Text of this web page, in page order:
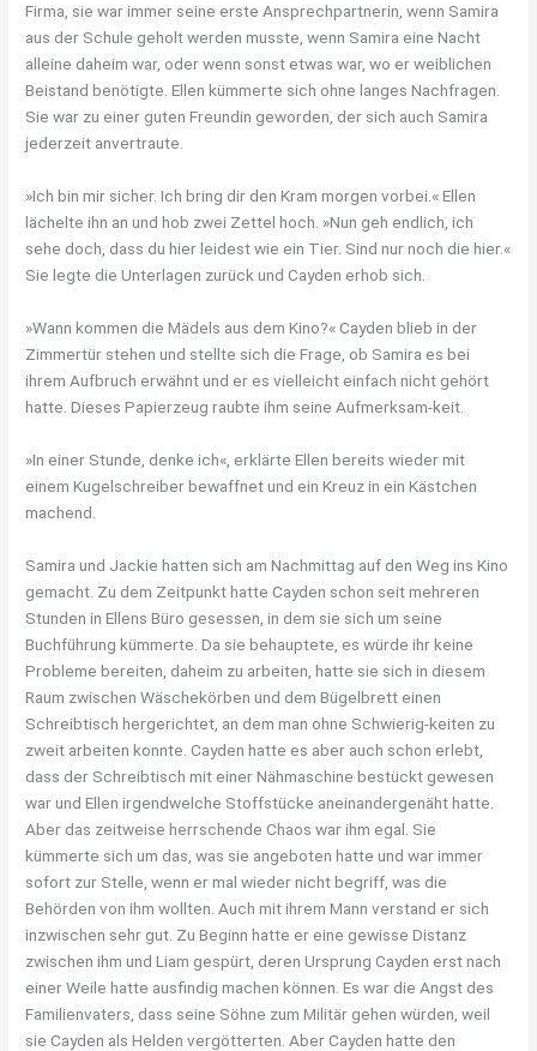
Firma, sie war immer seine erste Ansprechpartnerin, wenn Samira
aus der Schule geholt werden musste, wenn Samira eine Nacht
alleine daheim war, oder wenn sonst etwas war, wo er weiblichen
Beistand benötigte. Ellen kümmerte sich ohne langes Nachfragen.
Sie war zu einer guten Freundin geworden, der sich auch Samira
jederzeit anvertraute.
»Ich bin mir sicher. Ich bring dir den Kram morgen vorbei.« Ellen
lächelte ihn an und hob zwei Zettel hoch. »Nun geh endlich, ich
sehe doch, dass du hier leidest wie ein Tier. Sind nur noch die hier.«
Sie legte die Unterlagen zurück und Cayden erhob sich.
»Wann kommen die Mädels aus dem Kino?« Cayden blieb in der
Zimmertür stehen und stellte sich die Frage, ob Samira es bei
ihrem Aufbruch erwähnt und er es vielleicht einfach nicht gehört
hatte. Dieses Papierzeug raubte ihm seine Aufmerksam-keit.
»In einer Stunde, denke ich«, erklärte Ellen bereits wieder mit
einem Kugelschreiber bewaffnet und ein Kreuz in ein Kästchen
machend.
Samira und Jackie hatten sich am Nachmittag auf den Weg ins Kino
gemacht. Zu dem Zeitpunkt hatte Cayden schon seit mehreren
Stunden in Ellens Büro gesessen, in dem sie sich um seine
Buchführung kümmerte. Da sie behauptete, es würde ihr keine
Probleme bereiten, daheim zu arbeiten, hatte sie sich in diesem
Raum zwischen Wäschekörben und dem Bügelbrett einen
Schreibtisch hergerichtet, an dem man ohne Schwierig-keiten zu
zweit arbeiten konnte. Cayden hatte es aber auch schon erlebt,
dass der Schreibtisch mit einer Nähmaschine bestückt gewesen
war und Ellen irgendwelche Stoffstücke aneinandergenäht hatte.
Aber das zeitweise herrschende Chaos war ihm egal. Sie
kümmerte sich um das, was sie angeboten hatte und war immer
sofort zur Stelle, wenn er mal wieder nicht begriff, was die
Behörden von ihm wollten. Auch mit ihrem Mann verstand er sich
inzwischen sehr gut. Zu Beginn hatte er eine gewisse Distanz
zwischen ihm und Liam gespürt, deren Ursprung Cayden erst nach
einer Weile hatte ausfindig machen können. Es war die Angst des
Familienvaters, dass seine Söhne zum Militär gehen würden, weil
sie Cayden als Helden vergötterten. Aber Cayden hatte den